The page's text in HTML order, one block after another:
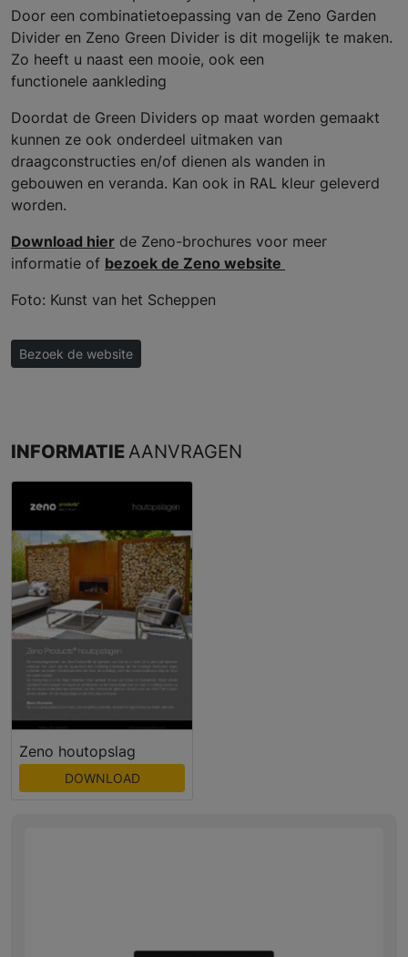
Door een combinatietoepassing van de Zeno Garden
Divider en Zeno Green Divider is dit mogelijk te maken.
Zo heeft u naast een mooie, ook een
functionele aankleding
Doordat de Green Dividers op maat worden gemaakt
kunnen ze ook onderdeel uitmaken van
draagconstructies en/of dienen als wanden in
gebouwen en veranda. Kan ook in RAL kleur geleverd
worden.
Download hier de Zeno-brochures voor meer
informatie of bezoek de Zeno website
Foto: Kunst van het Scheppen
Bezoek de website
INFORMATIEAANVRAGEN
Zeno houtopslag
DOWNLOAD